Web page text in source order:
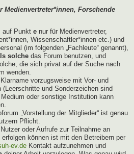
Medienvertreter*innen, Forschende
auf Punkt e nur für Medienvertreter,
Wissenschaftler*innen etc.) und
(im folgenden „Fachleute“ genannt),
solche das Forum benutzen, und
die sich privat auf der Suche nach
wenden.
vorzugsweise mit Vor- und
(Leerschritte und Sonderzeichen sind
oder sonstige Institution kann
„Vorstellung der Mitglieder“ ist genau
Pflicht.
oder Aufrufe zur Teilnahme an
können ist mit den Betreibern per
ev.de Kontakt aufzunehmen und